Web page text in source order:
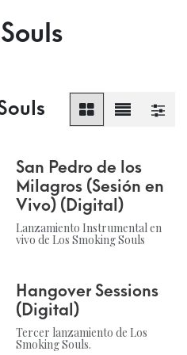
San Pedro de los
Milagros (Sesión en
Vivo) (Digital)
Lanzamiento Instrumental en
vivo de Los Smoking Souls
Hangover Sessions
(Digital)
Tercer lanzamiento de Los
Smoking Souls.